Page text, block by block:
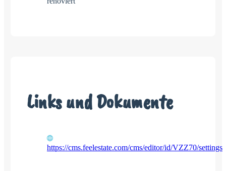
Links und Dokumente
https://cms.feelestate.com/cms/editor/id/VZZ70/settings